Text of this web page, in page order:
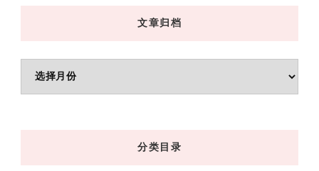
文章归档
分类目录